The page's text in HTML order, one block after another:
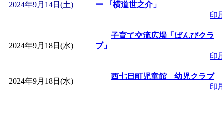
」
「皆鶴姫のこびる塾
～」 受付期間：～
2024年9月14日(土)
ー 「横道世之介」
印
2024年9月18日(水)
子育て交流広場「ばんびクラ
ブ」
印
2024年9月18日(水)
西七日町児童館 幼児クラブ
印